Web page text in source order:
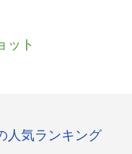
ット
人気ランキング